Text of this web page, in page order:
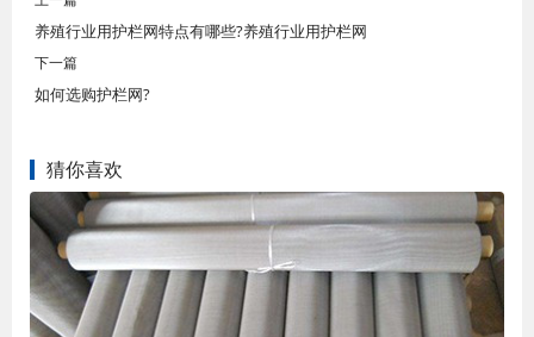
养殖行业用护栏网特点有哪些?养殖行业用护栏网
下一篇
如何选购护栏网?
猜你喜欢